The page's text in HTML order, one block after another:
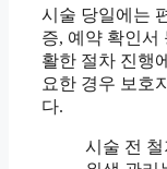
시술 당일에는
증, 예약 확인서
활한 절차 진행
요한 경우 보호
다.
시술 전